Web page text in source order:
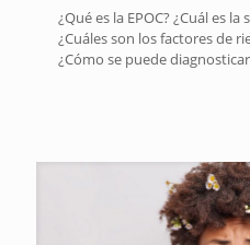
¿Qué es la EPOC? ¿Cuál es la
¿Cuáles son los factores de
¿Cómo se puede